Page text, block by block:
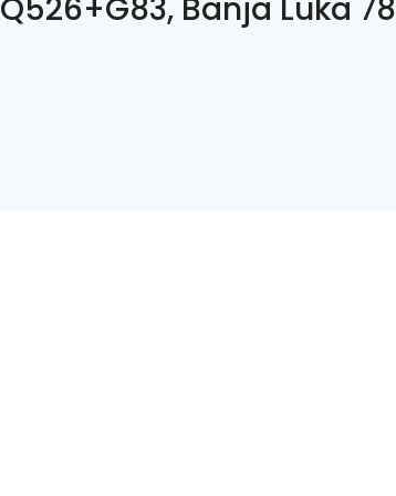
Q526+G83, Banja Luka